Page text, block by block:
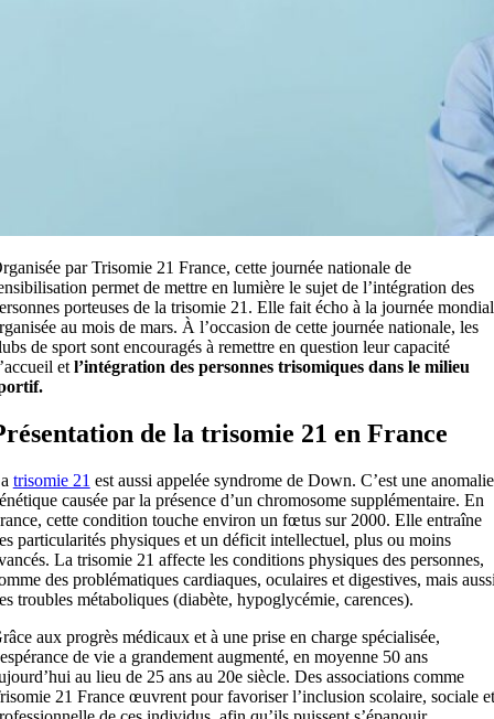
par Trisomie 21 France, cette journée nationale de
permet de mettre en lumière le sujet de l’intégration des
porteuses de la trisomie 21. Elle fait écho à la journée
au mois de mars. À l’occasion de cette journée nationale, les
de sport sont encouragés à remettre en question leur capacité
etl’intégration des personnes trisomiques dans le milieu
de la trisomie 21 en France
trisomie 21 est aussi appelée syndrome de Down. C’est une anomalie
causée par la présence d’un chromosome supplémentaire. En
cette condition touche environ un fœtus sur 2000. Elle entraîne
particularités physiques et un déficit intellectuel, plus ou moins
La trisomie 21 affecte les conditions physiques des personnes,
des problématiques cardiaques, oculaires et digestives, mais
troubles métaboliques (diabète, hypoglycémie, carences).
aux progrès médicaux et à une prise en charge spécialisée,
de vie a grandement augmenté, en moyenne 50 ans
au lieu de 25 ans au 20e siècle. Des associations comme
21 France œuvrent pour favoriser l’inclusion scolaire, sociale et